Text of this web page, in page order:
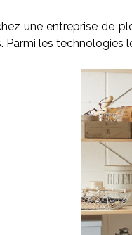
une entreprise de
Parmi les technologies